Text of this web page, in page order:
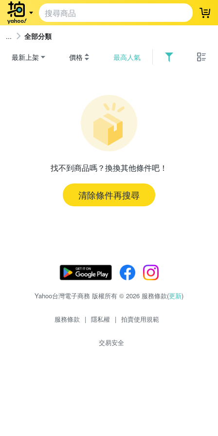
登
全部分類
最新上架 價格 最高人氣
找不到商品嗎？換換其他條件吧！
清除條件再搜尋
Yahoo台灣電子商務 版權所有 © 2026 服務條款(更新)
服務條款 | 隱私權 | 拍賣使用規範
交易安全